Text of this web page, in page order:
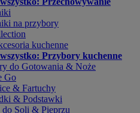
na przybory
kuchenne
Przybory kuchenne
do Gotowania & Noże
Go
& Fartuchy
& Podstawki
do Soli & Pieprzu